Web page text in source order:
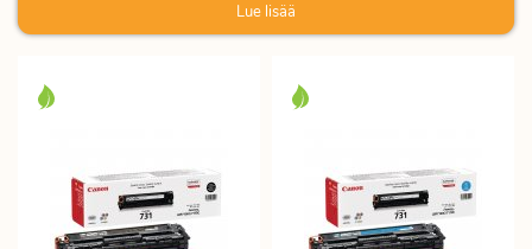
Lue lisää